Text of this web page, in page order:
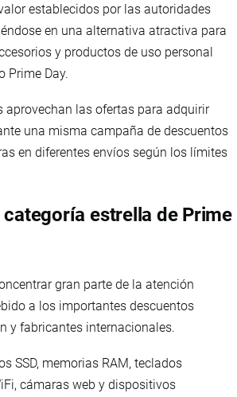
establecidos por las autoridades
en una alternativa atractiva para
y productos de uso personal
Prime Day.
aprovechan las ofertas para adquirir
una misma campaña de descuentos
en diferentes envíos según los límites
estrella de Prime
gran parte de la atención
a los importantes descuentos
y fabricantes internacionales.
SSD, memorias RAM, teclados
cámaras web y dispositivos